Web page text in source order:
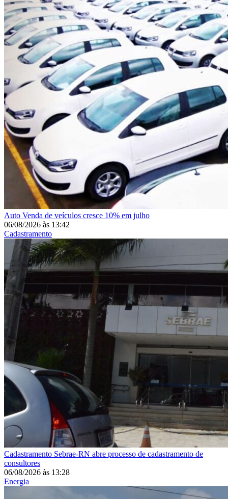
Auto Venda de veículos cresce 10% em julho
06/08/2026 às 13:42
Cadastramento
Cadastramento Sebrae-RN abre processo de cadastramento de
consultores
06/08/2026 às 13:28
Energia